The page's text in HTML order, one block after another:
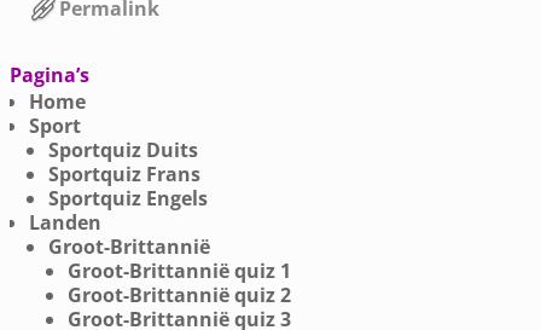
Permalink
Pagina’s
Home
Sport
Sportquiz Duits
Sportquiz Frans
Sportquiz Engels
Landen
Groot-Brittannië
Groot-Brittannië quiz 1
Groot-Brittannië quiz 2
Groot-Brittannië quiz 3